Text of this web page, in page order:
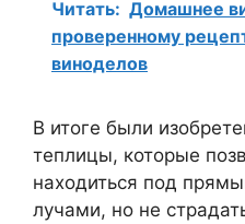
Читать: Домашнее
проверенному
виноделов
В итоге были
теплицы, которые
находиться под
лучами, но не